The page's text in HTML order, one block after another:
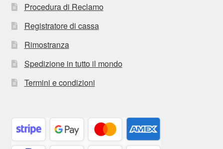
Procedura di Reclamo
Registratore di cassa
Rimostranza
Spedizione in tutto il mondo
Termini e condizioni